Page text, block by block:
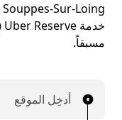
مسبقاً.
أدخِل الموقع